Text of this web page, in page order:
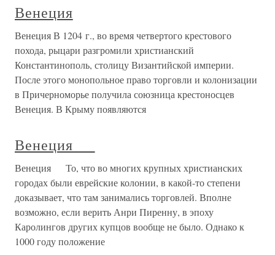
Венеция
Венеция В 1204 г., во время четвертого крестового
похода, рыцари разгромили христианский
Константинополь, столицу Византийской империи.
После этого монопольное право торговли и колонизации
в Причерноморье получила союзница крестоносцев
Венеция. В Крыму появляются
Венеция
Венеция То, что во многих крупных христианских
городах были еврейские колонии, в какой-то степени
доказывает, что там занимались торговлей. Вполне
возможно, если верить Анри Пиренну, в эпоху
Каролингов других купцов вообще не было. Однако к
1000 году положение